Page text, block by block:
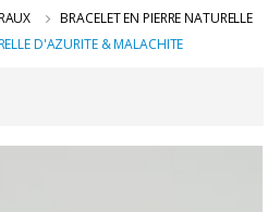
BRACELET EN PIERRE NATURELLE
D'AZURITE & MALACHITE